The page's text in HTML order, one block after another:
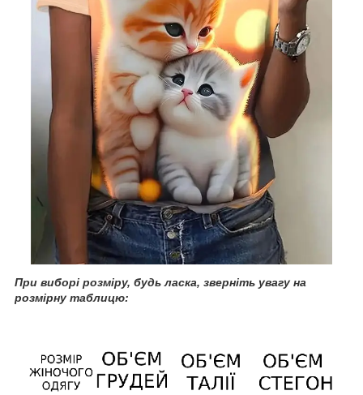
При виборі розміру, будь ласка, зверніть увагу на
розмірну таблицю: